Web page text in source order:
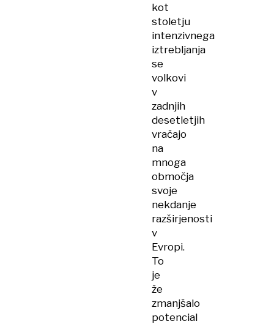
kot
stoletju
intenzivnega
iztrebljanja
se
volkovi
v
zadnjih
desetletjih
vračajo
na
mnoga
območja
svoje
nekdanje
razširjenosti
v
Evropi.
To
je
že
zmanjšalo
potencial